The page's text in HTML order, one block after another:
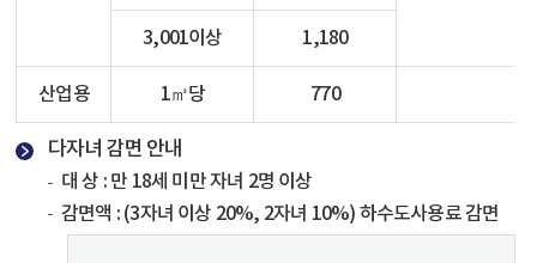
3,001이상 1,180
산업용 1㎥당 770
다자녀 감면 안내
대 상 : 만 18세 미만 자녀 2명 이상
감면액 : (3자녀 이상 20%, 2자녀 10%) 하수도사용료 감면